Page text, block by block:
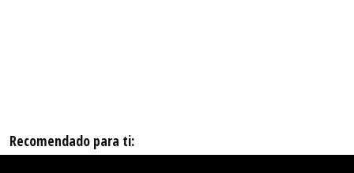
Recomendado para ti: